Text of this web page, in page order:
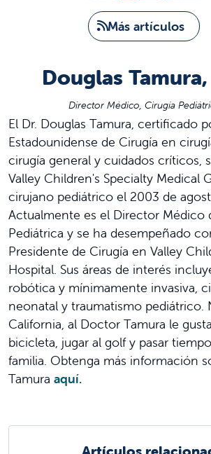
Más artículos
Douglas
Director Médico, Cirugía
El Dr. Douglas Tamura, certificado
Estadounidense de Cirugía en
cirugía general y cuidados críticos,
Valley Children's Specialty Medical
cirujano pediátrico el 2003 de
Actualmente es el Director Médico
Pediátrica y se ha desempeñado
Presidente de Cirugía en Valley
Hospital. Sus áreas de interés
robótica y mínimamente invasiva,
neonatal y traumatismo pediátrico.
California, al Doctor Tamura le
bicicleta, jugar al golf y pasar
familia. Obtenga más información
Tamura aquí.